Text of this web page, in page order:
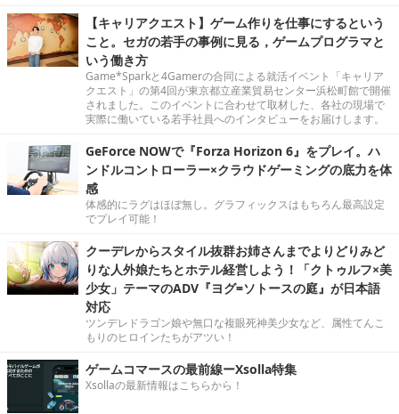
【キャリアクエスト】ゲーム作りを仕事にするという
こと。セガの若手の事例に見る，ゲームプログラマと
いう働き方
Game*Sparkと4Gamerの合同による就活イベント「キャリア
クエスト」の第4回が東京都立産業貿易センター浜松町館で開催
されました。このイベントに合わせて取材した、各社の現場で
実際に働いている若手社員へのインタビューをお届けします。
GeForce NOWで『Forza Horizon 6』をプレイ。ハ
ンドルコントローラー×クラウドゲーミングの底力を体
感
体感的にラグはほぼ無し。グラフィックスはもちろん最高設定
でプレイ可能！
クーデレからスタイル抜群お姉さんまでよりどりみど
りな人外娘たちとホテル経営しよう！「クトゥルフ×美
少女」テーマのADV『ヨグ=ソトースの庭』が日本語
対応
ツンデレドラゴン娘や無口な複眼死神美少女など、属性てんこ
もりのヒロインたちがアツい！
ゲームコマースの最前線ーXsolla特集
Xsollaの最新情報はこちらから！